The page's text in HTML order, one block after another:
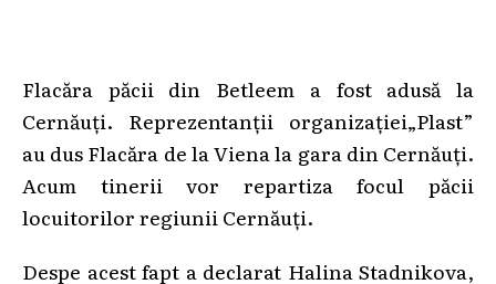
Flacăra păcii din Betleem a fost adusă la
Cernăuți. Reprezentanții organizației„Plast”
au dus Flacăra de la Viena la gara din Cernăuți.
Acum tinerii vor repartiza focul păcii
locuitorilor regiunii Cernăuți.
Despe acest fapt a declarat Halina Stadnikova,